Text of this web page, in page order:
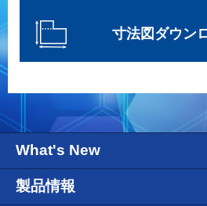
寸法図ダウン
What's New
製品情報